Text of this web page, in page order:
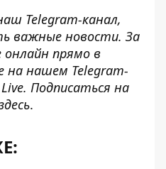
Telegram-канал,
важные новости. За
прямо в
на нашем Telegram-
. Подписаться на
.